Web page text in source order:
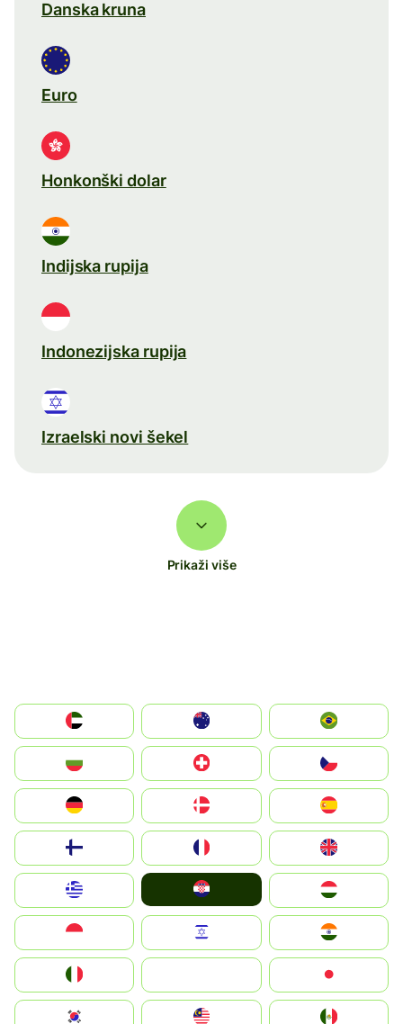
Danska kruna
Euro
Honkonški dolar
Indijska rupija
Indonezijska rupija
Izraelski novi šekel
Prikaži više
الإمارات العربية المتحدة
Switzerland
Deutschland
United Kingdom
Magyarország
South Korea